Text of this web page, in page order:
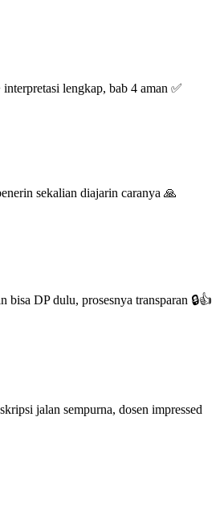
lengkap, bab 4 aman ✅
sekalian diajarin caranya 🙏
bisa DP dulu, prosesnya transparan 🔒👍
jalan sempurna, dosen impressed